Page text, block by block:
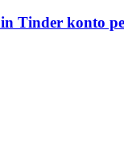
Tinder konto